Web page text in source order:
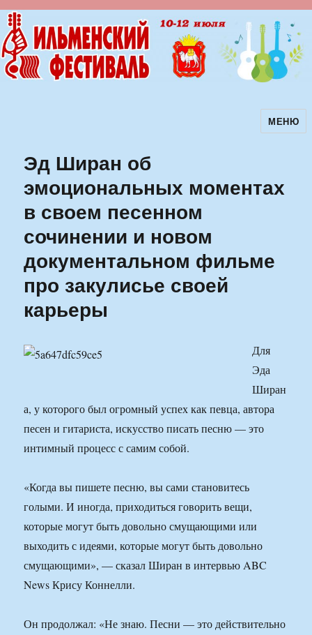
Ильменский фестиваль авторскойМЕНЮ
Эд Ширан об
эмоциональных моментах
в своем песенном
сочинении и новом
документальном фильме
про закулисье своей
карьеры
Для
Эда
Ширан
а, у которого был огромный успех как певца, автора
песен и гитариста, искусство писать песню — это
интимный процесс с самим собой.
«Когда вы пишете песню, вы сами становитесь
голыми. И иногда, приходиться говорить вещи,
которые могут быть довольно смущающими или
выходить с идеями, которые могут быть довольно
смущающими», — сказал Ширан в интервью ABC
News Крису Коннелли.
Он продолжал: «Не знаю. Песни — это действительно